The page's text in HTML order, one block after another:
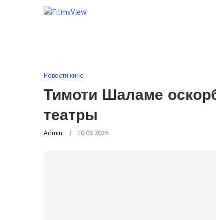
Новости кино
Тимоти Шаламе
театры
Admin 10.03.2026